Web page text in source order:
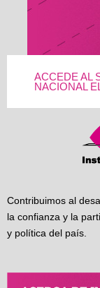
ACCEDE AL
NACIONAL
Contribuimos al
la confianza y la
y política del país.